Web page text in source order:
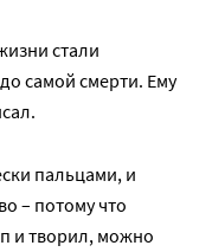
стали
самой смерти. Ему
пальцами, и
– потому что
и творил, можно